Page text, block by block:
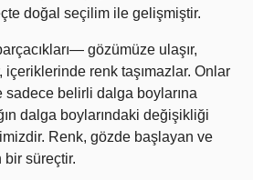
doğal seçilim ile gelişmiştir.
gözümüze ulaşır,
içeriklerinde renk taşımazlar. Onlar
belirli dalga boylarına
dalga boylarındaki değişikliği
Renk, gözde başlayan ve
bir süreçtir.